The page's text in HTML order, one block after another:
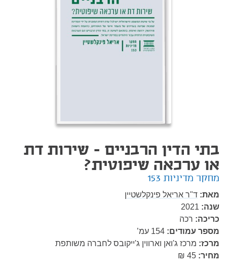
בתי הדין הרבניים - שירות דת
או ערכאה שיפוטית?
מחקר מדיניות 153
מאת: ד"ר אריאל פינקלשטיין
שנה: 2021
כריכה: רכה
מספר עמודים: 154 עמ’
מרכז: מרכז ג'ואן וארווין ג'ייקובס לחברה משותפת
מחיר: